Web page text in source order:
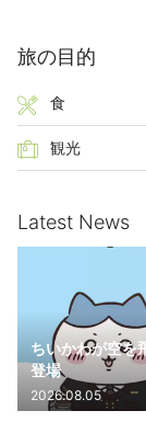
旅の目的
食
観光
Latest News
ちいかわが空を
登場
2026.08.05